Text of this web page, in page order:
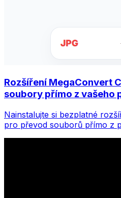
Rozšíření MegaConvert
soubory přímo z vašeho
Nainstalujte si bezplatné
pro převod souborů přímo z